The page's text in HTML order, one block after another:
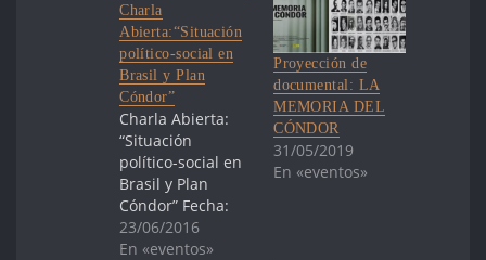
Charla
Abierta:“Situación
político-social en
Brasil y Plan
Cóndor”
Charla Abierta:
“Situación
político-social en
Brasil y Plan
Cóndor” Fecha:
VIERNES 24 de
JUNIO (19.00
23/06/2016
En «eventos»
Proyección de
documental: LA
MEMORIA DEL
CÓNDOR
31/05/2019
En «eventos»